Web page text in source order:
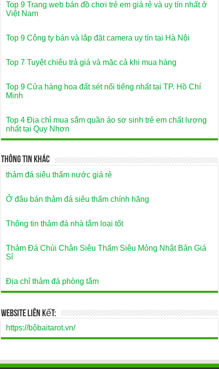
Top 9 Trang web bán đồ chơi trẻ em giá rẻ và uy tín nhất ở
Việt Nam
Top 9 Công ty bán và lắp đặt camera uy tín tại Hà Nội
Top 7 Tuyệt chiêu trả giá và mặc cả khi mua hàng
Top 9 Cửa hàng hoa đất sét nổi tiếng nhất tại TP. Hồ Chí
Minh
Top 4 Địa chỉ mua sắm quần áo sơ sinh trẻ em chất lượng
nhất tại Quy Nhơn
Thông Tin Khác
thảm đá siêu thấm nước giá rẻ
Ở đâu bán thảm đá siêu thấm chính hãng
Thông tin thảm đá nhà tắm loại tốt
Thảm Đá Chùi Chân Siêu Thấm Siêu Mỏng Nhật Bản Giá
Sỉ
Địa chỉ thảm đá phòng tắm
Website Liên Kết:
https://bộbaitarot.vn/